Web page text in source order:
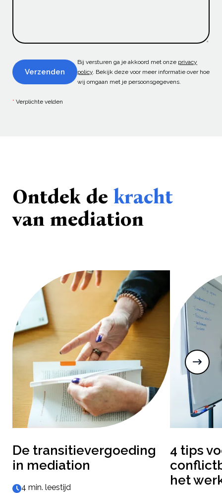
Verzenden
Bij versturen ga je akkoord met onze privacy
policy. Bekijk deze voor meer informatie over hoe
wij omgaan met je persoonsgegevens.
* Verplichte velden
Ontdek de kracht
van mediation
De transitievergoeding
in mediation
4 min. leestijd
4 tips
het